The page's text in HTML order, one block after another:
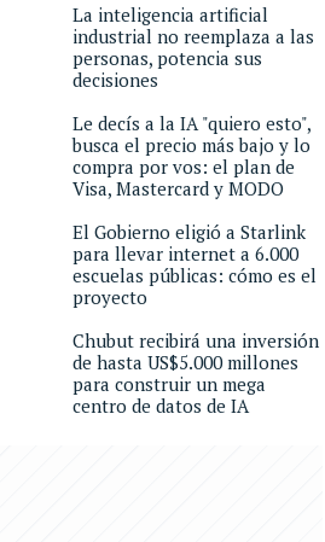
La inteligencia artificial
industrial no reemplaza a las
personas, potencia sus
decisiones
Le decís a la IA "quiero esto",
busca el precio más bajo y lo
compra por vos: el plan de
Visa, Mastercard y MODO
El Gobierno eligió a Starlink
para llevar internet a 6.000
escuelas públicas: cómo es el
proyecto
Chubut recibirá una inversión
de hasta US$5.000 millones
para construir un mega
centro de datos de IA